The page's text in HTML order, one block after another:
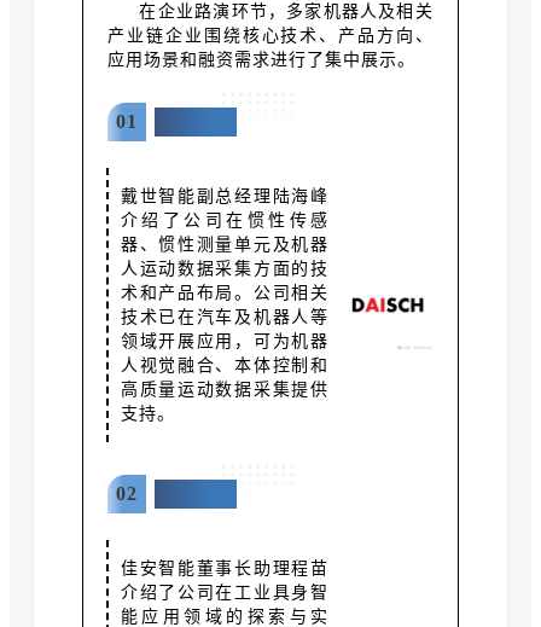
在企业路演环节，多家机器人及相关
产业链企业围绕核心技术、产品方向、
应用场景和融资需求进行了集中展示。
01
戴世智能副总经理陆海峰
介绍了公司在惯性传感
器、惯性测量单元及机器
人运动数据采集方面的技
术和产品布局。公司相关
技术已在汽车及机器人等
领域开展应用，可为机器
人视觉融合、本体控制和
高质量运动数据采集提供
支持。
02
佳安智能董事长助理程苗
介绍了公司在工业具身智
能应用领域的探索与实